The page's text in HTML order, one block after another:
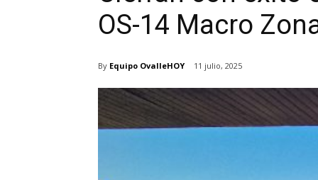
OS-14 Macro
By Equipo OvalleHOY 11 julio, 2025